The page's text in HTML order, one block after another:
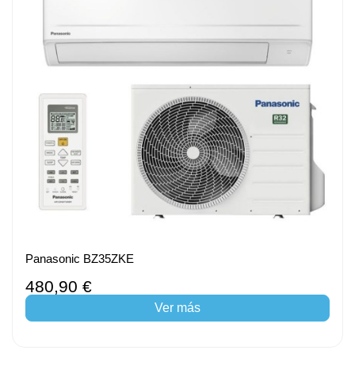
Panasonic BZ35ZKE
480,90 €
Ver más